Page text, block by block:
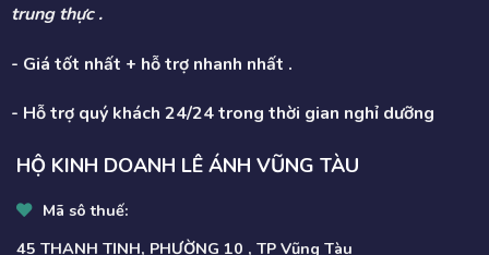
trung thực .
- Giá tốt nhất + hỗ trợ nhanh nhất .
- Hỗ trợ quý khách 24/24 trong thời gian nghỉ dưỡng
HỘ KINH DOANH LÊ ÁNH VŨNG TÀU
Mã sô thuế:
45 THANH TỊNH, PHƯỜNG 10 , TP Vũng Tàu